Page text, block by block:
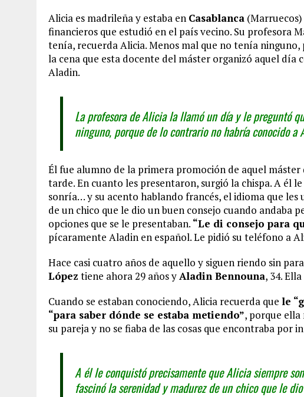
Alicia es madrileña y estaba en Casablanca
financieros que estudió en el país vecino. Su profesora
tenía, recuerda Alicia. Menos mal que no tenía
la cena que esta docente del máster organizó aquel día
Aladin.
La profesora de Alicia la llamó un día y le preguntó
ninguno, porque de lo contrario no habría conocido a
Él fue alumno de la primera promoción de aquel máster
tarde. En cuanto les presentaron, surgió la chispa. A él
sonría… y su acento hablando francés, el idioma que les
de un chico que le dio un buen consejo cuando andaba
opciones que se le presentaban. “Le di consejo para
pícaramente Aladin en español. Le pidió su teléfono a
Hace casi cuatro años de aquello y siguen riendo sin
López tiene ahora 29 años yAladin Bennouna, 34.
Cuando se estaban conociendo, Alicia recuerda que le
“para saber dónde se estaba metiendo”, porque ella
su pareja y no se fiaba de las cosas que encontraba por
A él le conquistó precisamente que Alicia siempre
fascinó la serenidad y madurez de un chico que le